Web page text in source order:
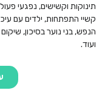
תינוקות וקשישים, נפגעי
קשיי התפתחות, ילדים עם
הנפש, בני נוער בסיכון,
ועוד.